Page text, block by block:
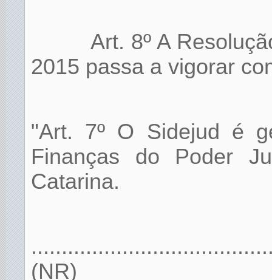
Art. 8º A
2015 passa a vigorar
"Art. 7º O Sidejud é
Finanças do Poder
Catarina.
(NR)